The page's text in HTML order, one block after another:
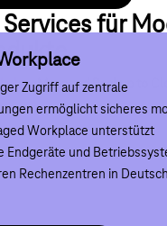
für
Managed Backup to
Zugriff auf zentrale
ermöglicht sicheres
Workplace unterstützt
Endgeräte und
Rechenzentren in
to Cloud
schützt Daten auf PCs,
durch Sicherung in der
– zuverlässig, sicher
to Cloud
Portfolio
Anschluss ermöglicht den
zur Private
– DSGVO-konform
bereitgestellt.
IT-Portfolio
Cloud:
die Zertifikate der
Telekom, sowie zu
Rechenzentren.
Cloud: Compliance